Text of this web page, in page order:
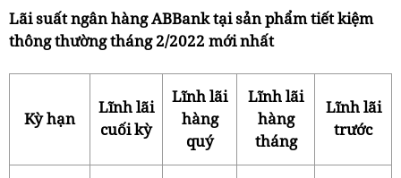
Lãi suất ngân hàng ABBank tại sản phẩm tiết kiệm
thông thường tháng 2/2022 mới nhất
Kỳ hạn
Lĩnh lãi
cuối kỳ
Lĩnh lãi
hàng
quý
Lĩnh lãi
hàng
tháng
Lĩnh lãi
trước